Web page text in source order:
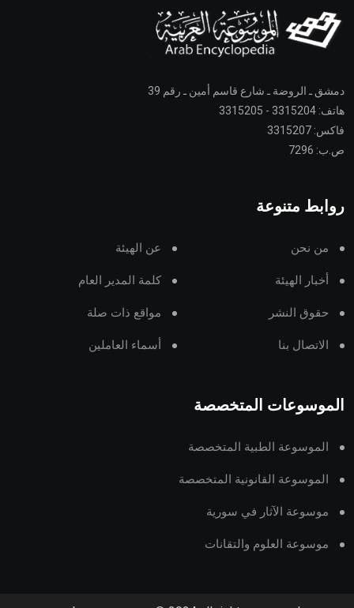
دمشق ـ الروضة ـ شارع قاسم أمين ـ رقم 39
هاتف: 3315204 - 3315205
فاكس: 3315207
ص.ب: 7296
روابط متنوعة
من نحن عن الهيئة
أخبار الهيئة كلمة المدير العام
حقوق النشر مواقع ذات صلة
الاتصال بنا أسماء العاملين
الموسوعات المتخصصة
الموسوعة الطبية المتخصصة
الموسوعة القانونية المتخصصة
موسوعة الآثار في سورية
موسوعة العلوم والتقانات